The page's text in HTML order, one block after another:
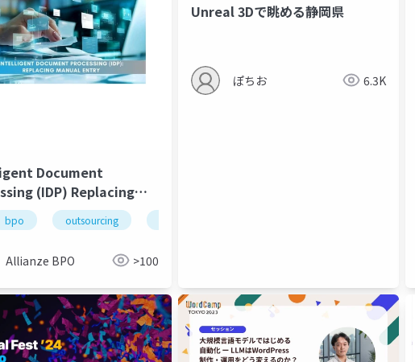
homelab docker管理
Document
(IDP) Replacing
entry
bpo outsourcing
Allianze BPO >100
Unreal 3Dで眺める静岡県
ぽちお 6.3K